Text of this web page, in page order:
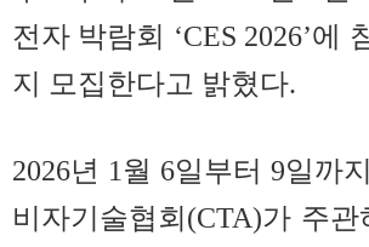
전자 박람회 ‘CES 2026’에
지 모집한다고 밝혔다.
2026년 1월 6일부터 9일까
비자기술협회(CTA)가 주